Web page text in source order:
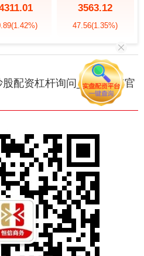
(1.42%)
3563.12
47.56(1.35%)
配资杠杆询问_炒股配资官